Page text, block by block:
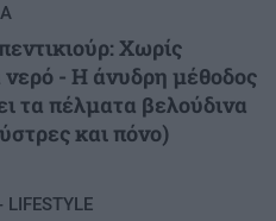
Χωρίς
νερό - Η άνυδρη μέθοδος
τα πέλματα βελούδινα
και πόνο)
LIFESTYLE